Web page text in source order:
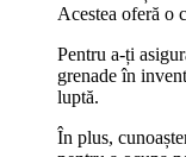
Acestea oferă o
Pentru a-ți
grenade în
luptă.
În plus,